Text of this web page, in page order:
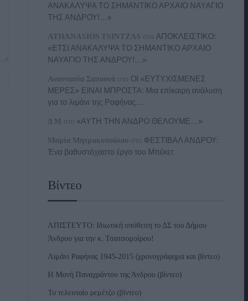
ΑΝΑΚΑΛΥΨΑ ΤΟ ΣΗΜΑΝΤΙΚΟ ΑΡΧΑΙΟ ΝΑΥΑΓΙΟ
ΤΗΣ ΑΝΔΡΟΥ!…»
ATHANASIOS TSINTZAS στο ΑΠΟΚΛΕΙΣΤΙΚΟ:
«ΕΤΣΙ ΑΝΑΚΑΛΥΨΑ ΤΟ ΣΗΜΑΝΤΙΚΟ ΑΡΧΑΙΟ
ΝΑΥΑΓΙΟ ΤΗΣ ΑΝΔΡΟΥ!…»
Αναστασία Σαπουνά στο ΟΙ «ΕΥΤΥΧΙΣΜΕΝΕΣ
ΜΕΡΕΣ» ΕΙΝΑΙ ΜΠΡΟΣΤΑ: Μια επίκαιρη ανάλυση
για το λιμάνι της Ραφήνας…
Δ Μ στο «ΑΥΤΗ ΤΗΝ ΑΝΔΡΟ ΘΕΛΟΥΜΕ…»
Μαρία Μητρακοπούλου στο ΦΕΣΤΙΒΑΛ ΑΝΔΡΟΥ:
Ένα βαθυστόχαστο έργο του Μπέκετ
Βίντεο
ΑΠΙΣΤΕΥΤΟ: Ιδιωτική υπόθεση το ΔΣ του Δήμου
Άνδρου για την κ. Τσατσομοίρου!
Λιμάνι Ραφήνας 1945-2015 (χρονογράφημα και βίντεο)
Η Μονή Παναχράντου της Άνδρου (βίντεο)
Το τελευταίο ρεμέτζο (βίντεο)